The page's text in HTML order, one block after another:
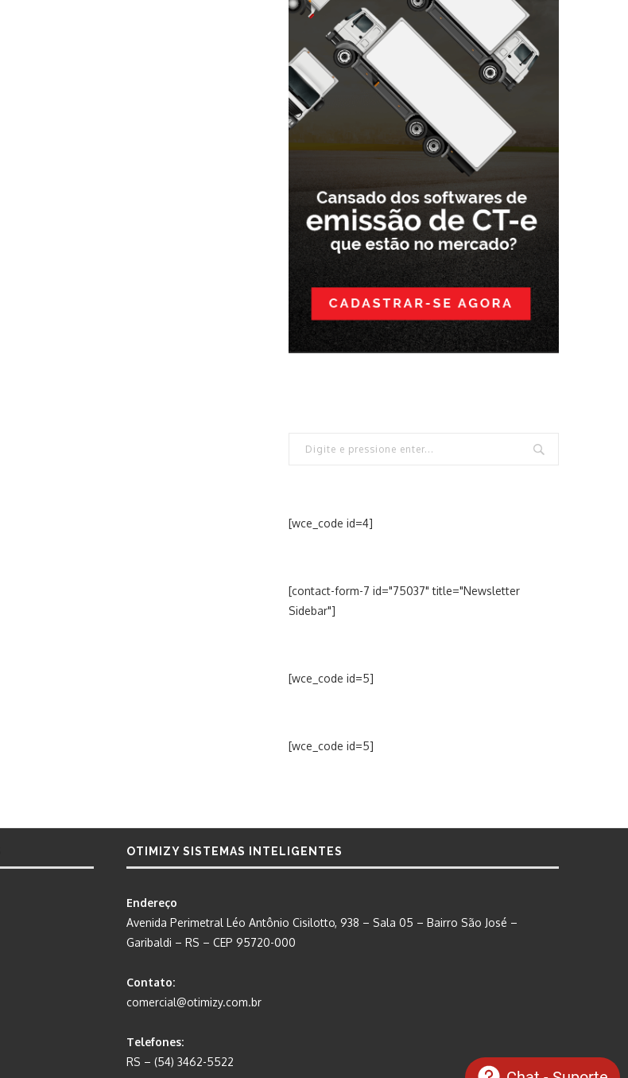
[wce_code id=4]
[contact-form-7 id="75037" title="Newsletter
Sidebar"]
[wce_code id=5]
[wce_code id=5]
OTIMIZY SISTEMAS INTELIGENTES
Endereço
Avenida Perimetral Léo Antônio Cisilotto, 938 – Sala 05 – Bairro São José –
Garibaldi – RS – CEP 95720-000
Contato:
comercial@otimizy.com.br
Telefones:
RS – (54) 3462-5522